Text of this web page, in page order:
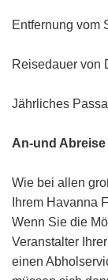
Entfernung vom
Reisedauer von
Jährliches
An-und
Wie bei allen
Ihrem Havanna
Wenn Sie die
Veranstalter
einen